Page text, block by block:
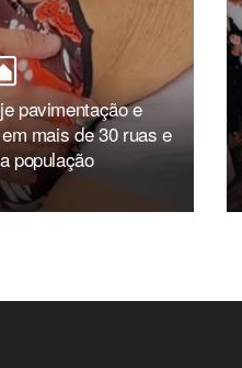
pavimentação e
mais de 30 ruas e
população